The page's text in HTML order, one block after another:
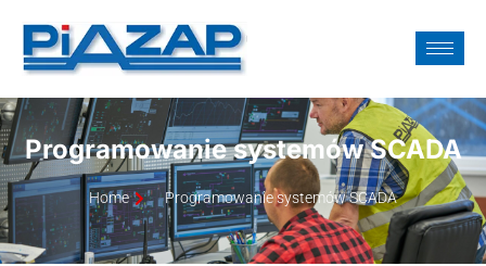
Programowanie systemów SCADA
Home Programowanie systemów SCADA